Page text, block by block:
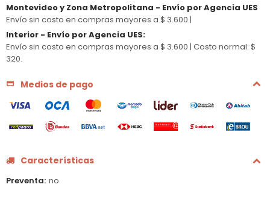
Montevideo y Zona Metropolitana - Envío por Agencia UES
Envío sin costo en compras mayores a $ 3.600 |
Interior - Envío por Agencia UES:
Envío sin costo en compras mayores a $ 3.600 | Costo normal: $
320.
Medios de pago
Características
Preventa no